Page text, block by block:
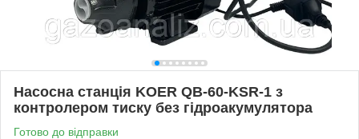
Насосна станція KOER QB-60-KSR-1 з
контролером тиску без гідроакумулятора
Готово до відправки